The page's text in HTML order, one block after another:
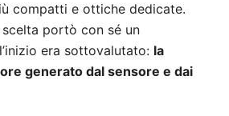
compatti e ottiche dedicate.
portò con sé un
era sottovalutato: la
generato dal sensore e dai